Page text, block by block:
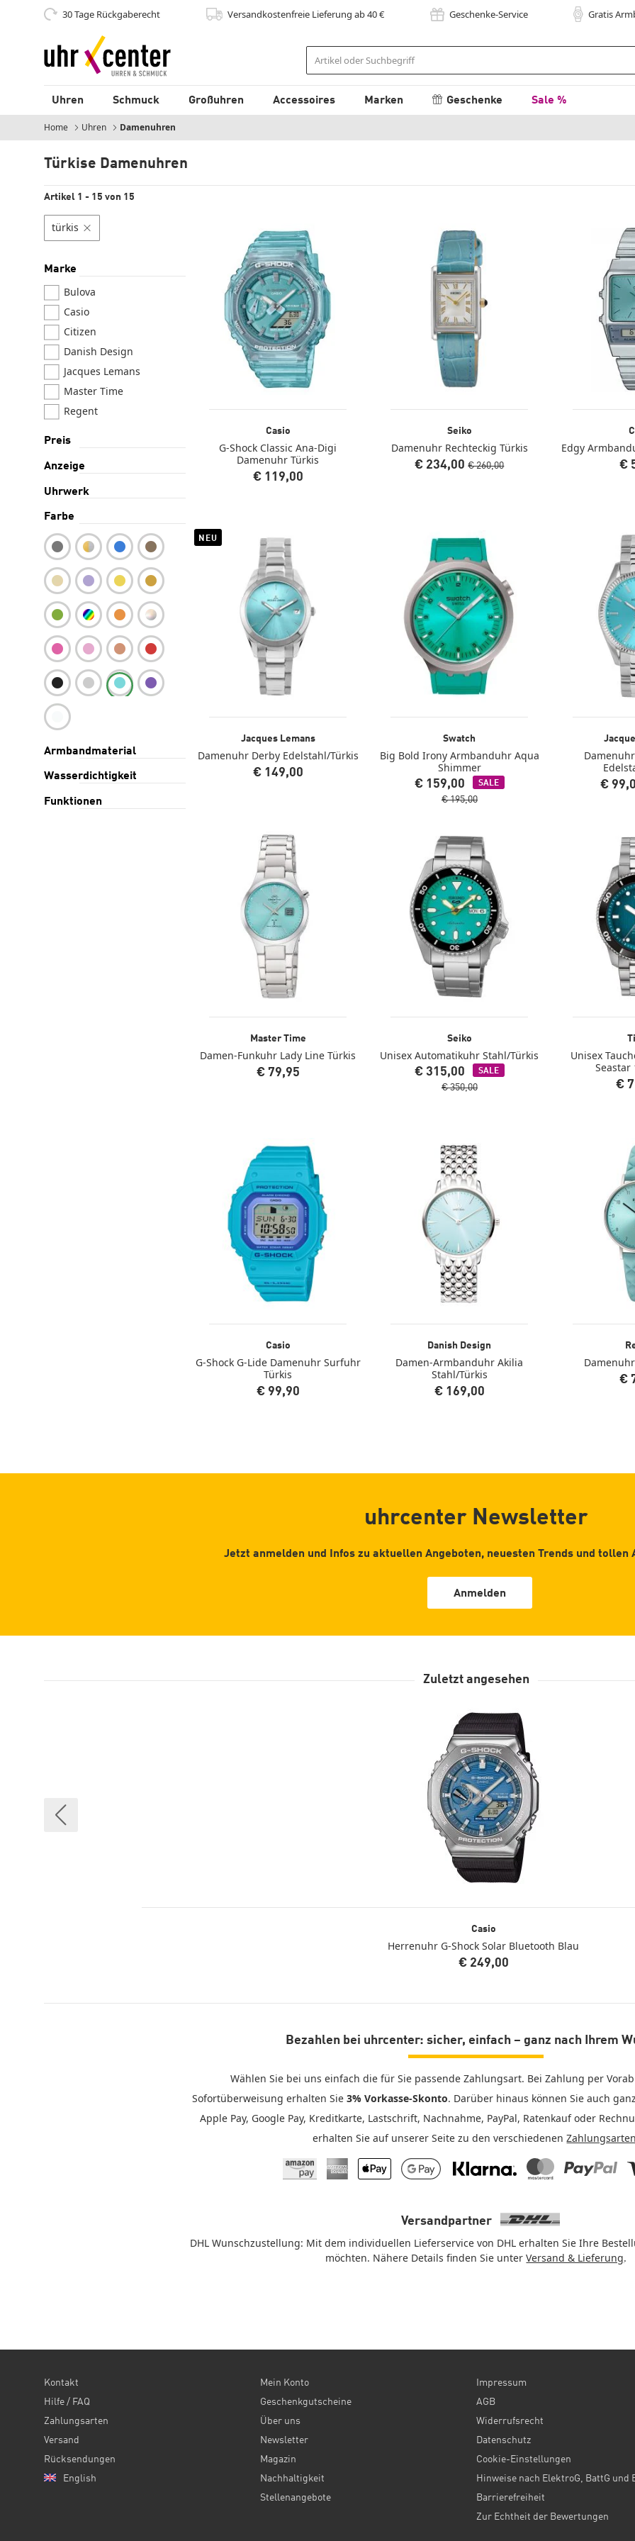
Hauptinhalt30 Tage Rückgaberecht Versandkostenfreie Lieferung ab 40€ Geschenke-Service Gratis
Uhren Schmuck Großuhren Accessoires Marken Geschenke Sale %
Home Uhren Damenuhren
Türkise Damenuhren
Artikel 1 - 15 von 15
türkis
Filter löschen
Marke
Bulova
Casio
Citizen
Danish Design
Jacques Lemans
Master Time
Regent
Swatch
Tissot
Preis
Anzeige
Uhrwerk
Farbe
Armbandmaterial
Wasserdichtigkeit
Funktionen
Casio
G-Shock Classic Ana-Digi
Damenuhr Türkis
€ 119,00
Seiko
Damenuhr Rechteckig Türkis
€ 234,00€ 260,00
Edgy
€
NEU
Jacques Lemans
Damenuhr Derby Edelstahl/Türkis
€ 149,00
Swatch
Big Bold Irony Armbanduhr Aqua
Shimmer
€ 159,00 SALE
€ 195,00
€
Master Time
Damen-Funkuhr Lady Line Türkis
€ 79,95
Seiko
Unisex Automatikuhr Stahl/Türkis
€ 315,00 SALE
€ 350,00
Unisex
Seastar
€
Casio
G-Shock G-Lide Damenuhr Surfuhr
Türkis
€ 99,90
Danish Design
Damen-Armbanduhr Akilia
Stahl/Türkis
€ 169,00
€
uhrcenter Newsletter
Jetzt anmelden und Infos zu aktuellen Angeboten, neuesten Trends und tollen
Anmelden
Zuletzt angesehen
Casio
Herrenuhr G-Shock Solar Bluetooth Blau
€ 249,00
Bezahlen bei uhrcenter: sicher, einfach – ganz nach Ihrem
Wählen Sie bei uns einfach die für Sie passende Zahlungsart. Bei Zahlung per
Sofortüberweisung erhalten Sie 3% Vorkasse-Skonto. Darüber hinaus können Sie auch
Apple Pay, Google Pay, Kreditkarte, Lastschrift, Nachnahme, PayPal, Ratenkauf oder
erhalten Sie auf unserer Seite zu den verschiedenen
Amazon PayAmerican Express
Apple Pay Google Pay Klarna MastercardPayPal
Versandpartner
DHL Wunschzustellung: Mit dem individuellen Lieferservice von DHL erhalten Sie Ihre
möchten. Nähere Details finden Sie unterVersand & Lieferung.
Kontakt
Hilfe / FAQ
Zahlungsarten
Versand
Rücksendungen
English
Mein Konto
Geschenkgutscheine
Über uns
Newsletter
Magazin
Nachhaltigkeit
Stellenangebote
Impressum
AGB
Widerrufsrecht
Datenschutz
Cookie-Einstellungen
Hinweise nach ElektroG, BattG und
Barrierefreiheit
Zur Echtheit der Bewertungen